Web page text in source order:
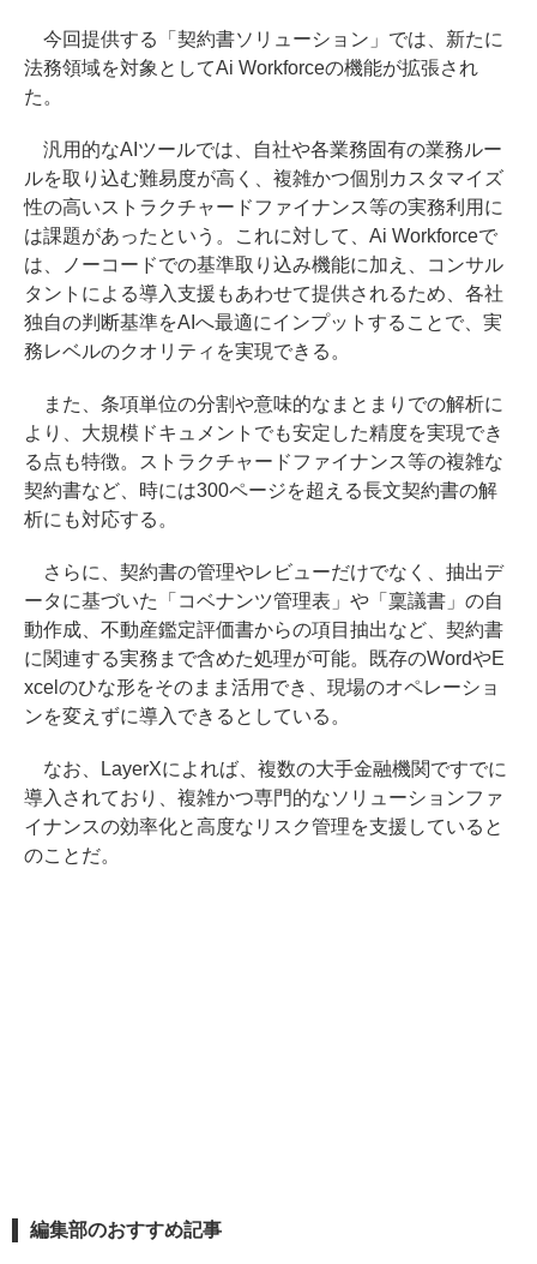
今回提供する「契約書ソリューション」では、新たに
法務領域を対象としてAi Workforceの機能が拡張され
た。
汎用的なAIツールでは、自社や各業務固有の業務ルー
ルを取り込む難易度が高く、複雑かつ個別カスタマイズ
性の高いストラクチャードファイナンス等の実務利用に
は課題があったという。これに対して、Ai Workforceで
は、ノーコードでの基準取り込み機能に加え、コンサル
タントによる導入支援もあわせて提供されるため、各社
独自の判断基準をAIへ最適にインプットすることで、実
務レベルのクオリティを実現できる。
また、条項単位の分割や意味的なまとまりでの解析に
より、大規模ドキュメントでも安定した精度を実現でき
る点も特徴。ストラクチャードファイナンス等の複雑な
契約書など、時には300ページを超える長文契約書の解
析にも対応する。
さらに、契約書の管理やレビューだけでなく、抽出デ
ータに基づいた「コベナンツ管理表」や「稟議書」の自
動作成、不動産鑑定評価書からの項目抽出など、契約書
に関連する実務まで含めた処理が可能。既存のWordやE
xcelのひな形をそのまま活用でき、現場のオペレーショ
ンを変えずに導入できるとしている。
なお、LayerXによれば、複数の大手金融機関ですでに
導入されており、複雑かつ専門的なソリューションファ
イナンスの効率化と高度なリスク管理を支援していると
のことだ。
編集部のおすすめ記事